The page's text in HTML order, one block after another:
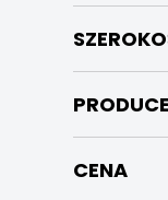
CENA